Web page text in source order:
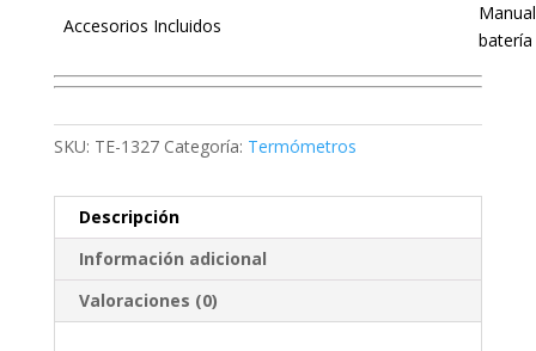
Accesorios Incluidos
batería
SKU: TE-1327 Categoría: Termómetros
Descripción
Información adicional
Valoraciones (0)